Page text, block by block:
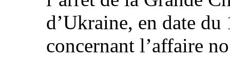
d’Ukraine, en date
concernant l’affaire